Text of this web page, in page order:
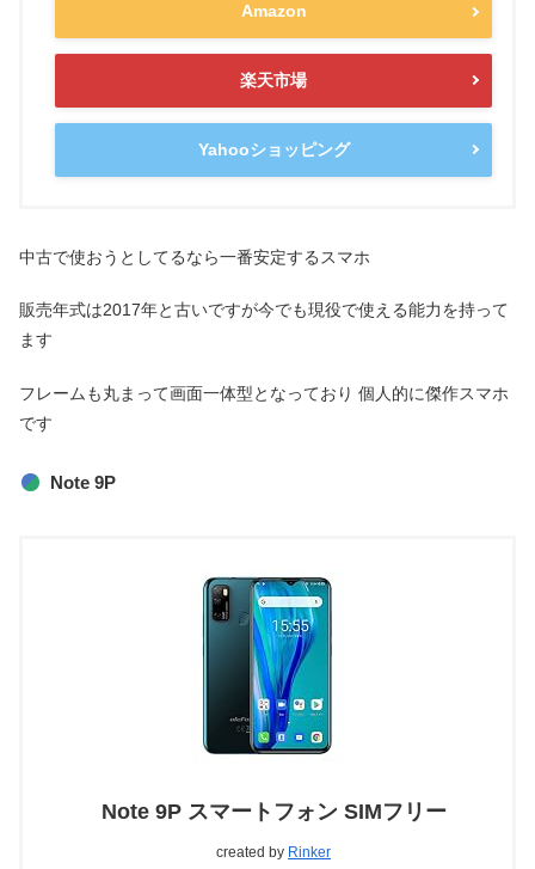
Amazon
楽天市場
Yahooショッピング
中古で使おうとしてるなら一番安定するスマホ
販売年式は2017年と古いですが今でも現役で使える能力を持って
ます
フレームも丸まって画面一体型となっており 個人的に傑作スマホ
です
Note 9P
Note 9P スマートフォン SIMフリー
created by Rinker